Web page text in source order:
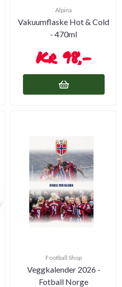
Alpina
Vakuumflaske Hot & Cold
- 470ml
98,-
Football Shop
Veggkalender 2026 -
Fotball Norge